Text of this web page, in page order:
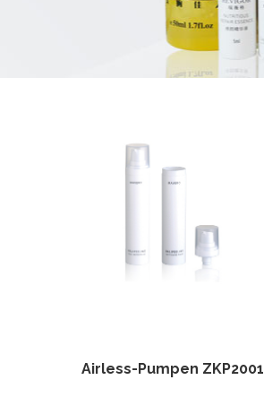
Airless-Pumpen ZKP2001